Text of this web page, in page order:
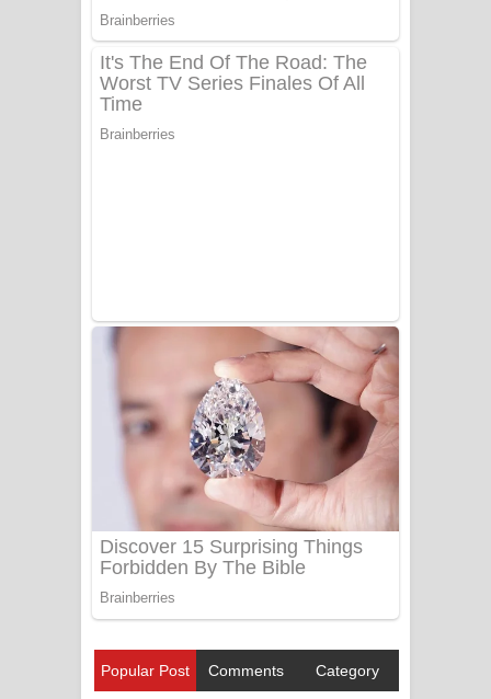
Popular Post Comments Category